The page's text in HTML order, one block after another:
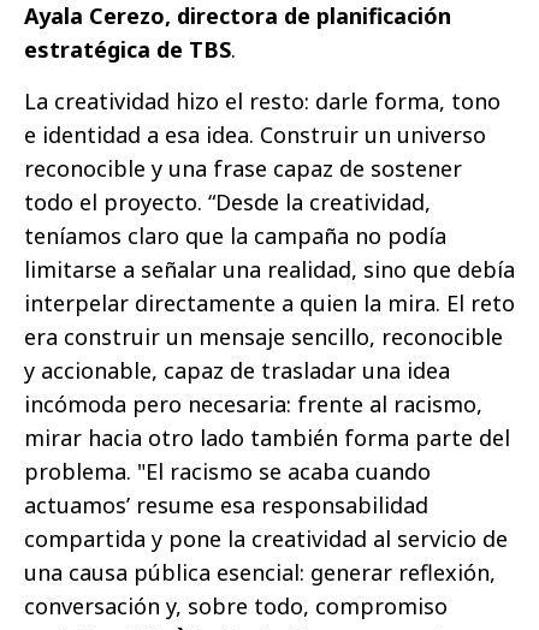
Ayala Cerezo, directora de planificación
estratégica de TBS.
La creatividad hizo el resto: darle forma, tono
e identidad a esa idea. Construir un universo
reconocible y una frase capaz de sostener
todo el proyecto. “Desde la creatividad,
teníamos claro que la campaña no podía
limitarse a señalar una realidad, sino que debía
interpelar directamente a quien la mira. El reto
era construir un mensaje sencillo, reconocible
y accionable, capaz de trasladar una idea
incómoda pero necesaria: frente al racismo,
mirar hacia otro lado también forma parte del
problema. "El racismo se acaba cuando
actuamos’ resume esa responsabilidad
compartida y pone la creatividad al servicio de
una causa pública esencial: generar reflexión,
conversación y, sobre todo, compromiso